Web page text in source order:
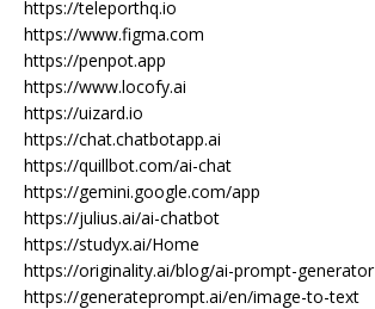
https://teleporthq.io
https://www.figma.com
https://penpot.app
https://www.locofy.ai
https://uizard.io
https://chat.chatbotapp.ai
https://quillbot.com/ai-chat
https://gemini.google.com/app
https://julius.ai/ai-chatbot
https://studyx.ai/Home
https://originality.ai/blog/ai-prompt-generator
https://generateprompt.ai/en/image-to-text